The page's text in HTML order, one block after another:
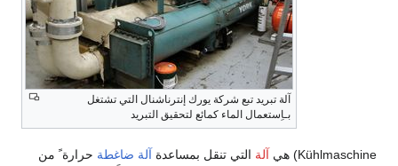
آلة تبريد تبع شركة يورك إنترناشنال التي تشتغل
بـاِستعمال الماء كمائع لتحقيق التبريد
Kühlmaschine) هي آلة التي تنقل بمساعدة آلة ضاغطة حرارة ً من